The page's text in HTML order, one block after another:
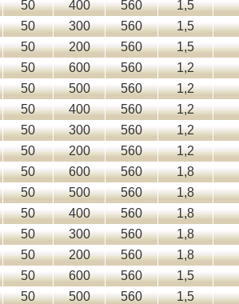
50 400 560 1,5
50 300 560 1,5
50 200 560 1,5
50 600 560 1,2
50 500 560 1,2
50 400 560 1,2
50 300 560 1,2
50 200 560 1,2
50 600 560 1,8
50 500 560 1,8
50 400 560 1,8
50 300 560 1,8
50 200 560 1,8
50 600 560 1,5
50 500 560 1,5